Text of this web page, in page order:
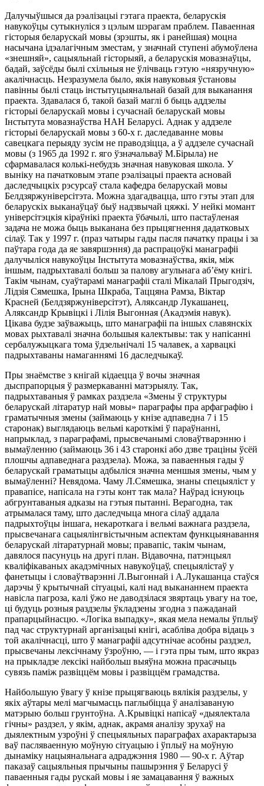
Далучыўшыся да рэалізацыі гэтага праекта, беларускія
навукоўцы сутыкнуліся з цэлым шэрагам праблем. Паваенная
гісторыя беларускай мовы (зрэшты, як і ранейшая) моцна
насычана ідэалагічным зместам, у значнай ступені абумоўлена
«знешняй», сацыяльнай гісторыяй, а беларускія мовазнаўцы,
бадай, заўсёды былі схільныя не ўлічваць гэтую «нязручную»
акалічнасць. Незразумела было, якія навуковыя ўстановы
павінны былі стаць інстытуцыянальнай базай для выканання
праекта. Здавалася б, такой базай маглі б быць аддзелы
гісторыі беларускай мовы і сучаснай беларускай мовы
Інстытута мовазнаўства НАН Беларусі. Аднак у аддзеле
гісторыі беларускай мовы з 60-х г. даследаванне мовы
савецкага перыяду зусім не праводзіцца, а ў аддзеле сучаснай
мовы (з 1965 да 1992 г. яго ўзначальваў М.Бірыла) не
сфармавалася колькі-небудзь значная навуковая школа. У
выніку на пачатковым этапе рэалізацыі праекта асновай
даследчыцкіх рэсурсаў стала кафедра беларускай мовы
Белдзяржуніверсітэта. Можна здагадвацца, што гэты этап для
беларускіх выканаўцаў быў надзвычай цяжкі. У нейкі момант
універсітэцкія кіраўнікі праекта ўбачылі, што пастаўленая
задача не можа быць выканана без прыцягнення дадатковых
сілаў. Так у 1997 г. (праз чатыры гады пасля пачатку працы і за
паўтара года да яе завяршэння) да распрацоўкі манаграфіі
далучыліся навукоўцы Інстытута мовазнаўства, якія, між
іншым, падрыхтавалі больш за палову агульнага аб’ёму кнігі.
Такім чынам, суаўтарамі манаграфіі сталі Мікалай Прыгодзіч,
Лідзія Сямешка, Ірына Шкраба, Таццяна Рамза, Віктар
Красней (Белдзяржуніверсітэт), Аляксандр Лукашанец,
Аляксандр Крывіцкі і Лілія Выгонная (Акадэмія навук).
Цікава будзе заўважыць, што манаграфіі па іншых славянскіх
мовах рыхтавалі значна большыя калектывы: так у напісанні
сербалужыцкага тома ўдзельнічалі 15 чалавек, а харвацкі
падрыхтаваны намаганнямі 16 даследчыкаў.
Пры знаёмстве з кнігай кідаецца ў вочы значная
дыспрапорцыя ў размеркаванні матэрыялу. Так,
падрыхтаваныя ў рамках раздзела «Змены ў структуры
беларускай літаратур най мовы» параграфы пра арфаграфію і
граматычныя змены (займаюць у кнізе адпаведна 7 і 15
старонак) выглядаюць вельмі кароткімі ў параўнанні,
напрыклад, з параграфамі, прысвечанымі словаўтварэнню і
вымаўленню (займаюць 36 і 43 старонкі або дзве траціны ўсёй
плошчы адпаведнага раздзела). Можа, за паваенныя гады ў
беларускай граматыцы адбыліся значна меншыя змены, чым у
вымаўленні? Невядома. Чаму Л.Сямешка, знаны спецыяліст у
правапісе, напісала на гэты конт так мала? Наўрад існуюць
абгрунтаваныя адказы на гэтыя пытанні. Верагодна, так
атрымалася таму, што даследчыца многа сілаў аддала
падрыхтоўцы іншага, некароткага і вельмі важнага раздзела,
прысвечанага сацыялінгвістычным аспектам функцыянавання
беларускай літаратурнай мовы; правапіс, такім чынам,
давялося пасунуць на другі план. Відавочна, патэнцыял
кваліфікаваных акадэмічных навукоўцаў, спецыялістаў у
фанетыцы і словаўтварэнні Л.Выгоннай і А.Лукашанца стаўся
дарэчы ў крытычнай сітуацыі, калі над выкананнем праекта
навісла пагроза, калі ўжо не даводзілася звяртаць увагу на тое,
ці будуць розныя раздзелы ўкладзены згодна з пажаданай
прапарцыйнасцю. «Логіка выпадку», якая мела немалы ўплыў
пад час структурнай арганізацыі кнігі, асабліва добра відаць з
той акалічнасці, што ў манаграфіі адсутнічае асобны раздзел,
прысвечаны лексічнаму ўзроўню, — і гэта пры тым, што якраз
на прыкладзе лексікі найбольш выяўна можна прасачыць
сувязь паміж развіццём мовы і развіццём грамадства.
Найбольшую ўвагу ў кнізе прыцягваюць вялікія раздзелы, у
якіх аўтары мелі магчымасць паглыбіцца ў аналізаваную
матэрыю больш грунтоўна. А.Крывіцкі напісаў «дыялектала
гічны» раздзел, у якім, аднак, акрамя аналізу зрухаў на
дыялектным узроўні ў спецыяльных параграфах ахарактарыза
ваў пасляваенную моўную сітуацыю і ўплыў на моўную
дынаміку нацыянальнага адраджэння 1980 — 90-х г. Аўтар
паказаў сацыяльныя прычыны пашырэння ў Беларусі ў
паваенныя гады рускай мовы і яе замацавання ў важных